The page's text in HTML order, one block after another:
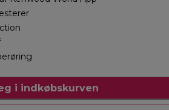
i indkøbskurven